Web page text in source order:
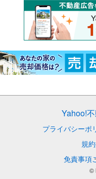
Yahoo!
プライバシーポ
規約
免責事項
©